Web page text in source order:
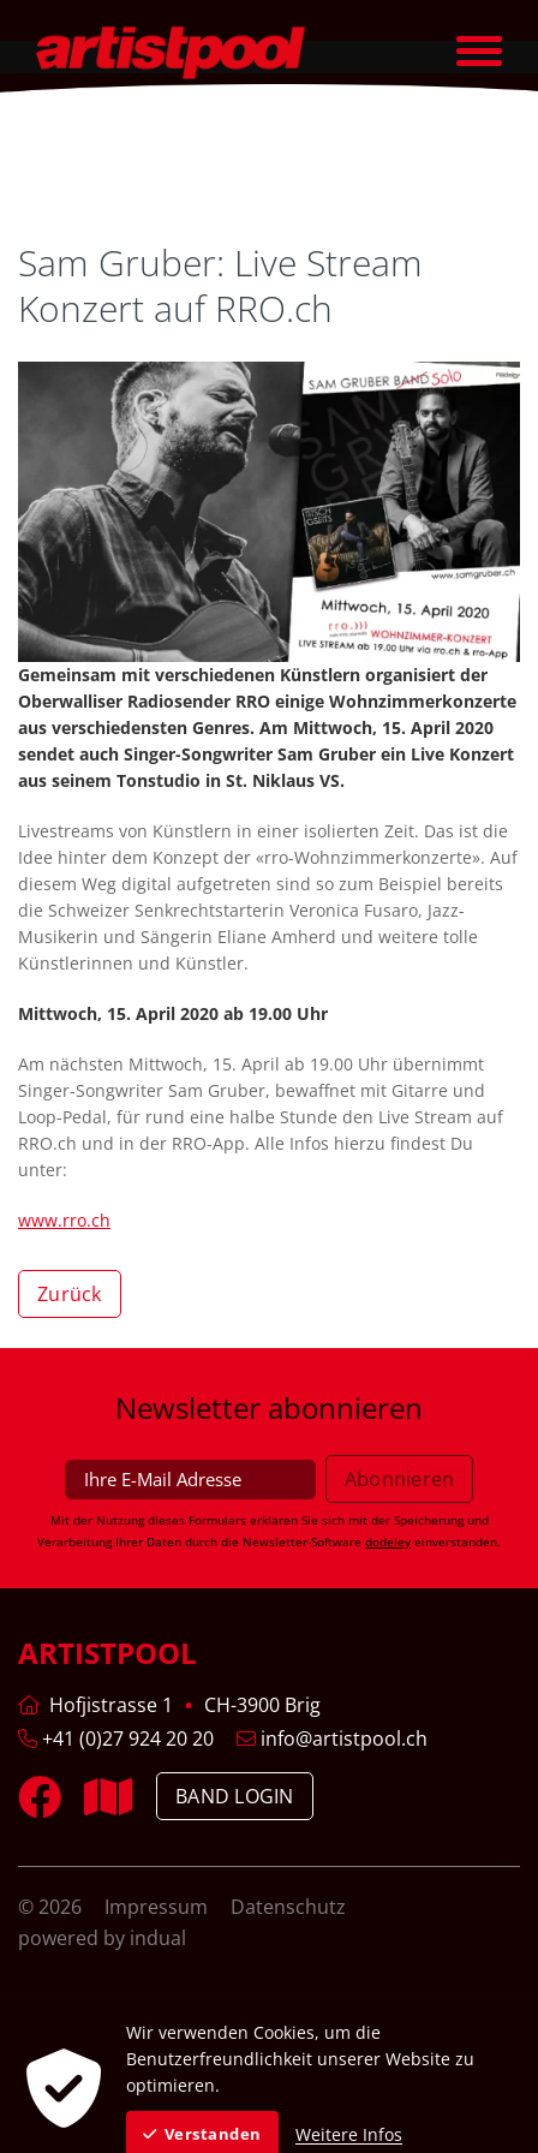
Sam Gruber: Live Stream
Konzert auf RRO.ch
Gemeinsam mit verschiedenen Künstlern organisiert der
Oberwalliser Radiosender RRO einige Wohnzimmerkonzerte
aus verschiedensten Genres. Am Mittwoch, 15. April 2020
sendet auch Singer-Songwriter Sam Gruber ein Live Konzert
aus seinem Tonstudio in St. Niklaus VS.
Livestreams von Künstlern in einer isolierten Zeit. Das ist die
Idee hinter dem Konzept der «rro-Wohnzimmerkonzerte». Auf
diesem Weg digital aufgetreten sind so zum Beispiel bereits
die Schweizer Senkrechtstarterin Veronica Fusaro, Jazz-
Musikerin und Sängerin Eliane Amherd und weitere tolle
Künstlerinnen und Künstler.
Mittwoch, 15. April 2020 ab 19.00 Uhr
Am nächsten Mittwoch, 15. April ab 19.00 Uhr übernimmt
Singer-Songwriter Sam Gruber, bewaffnet mit Gitarre und
Loop-Pedal, für rund eine halbe Stunde den Live Stream auf
RRO.ch und in der RRO-App. Alle Infos hierzu findest Du
unter:
www.rro.ch
Zurück
Newsletter abonnieren
Mit der Nutzung dieses Formulars erklären Sie sich mit der Speicherung und
Verarbeitung Ihrer Daten durch die Newsletter-Software dodeley einverstanden.
ARTISTPOOL
Hofjistrasse 1
CH-3900 Brig
+41 (0)27 924 20 20
info@artistpool.ch
BAND LOGIN
© 2026 Impressum
Datenschutz
powered by indual
Wir verwenden Cookies, um die
Benutzerfreundlichkeit unserer Website zu
optimieren.
Verstanden Weitere Infos